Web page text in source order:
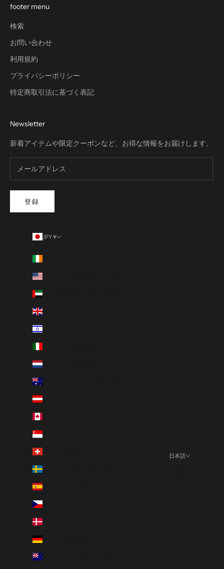
footer menu
検索
お問い合わせ
利用規約
プライバシーポリシー
特定商取引法に基づく表記
Newsletter
新着アイテムや限定クーポンなど、お得な情報をお届けします。
登録
JPY ¥
アメリカ合衆国 (USD $)
イギリス (GBP £)
イスラエル (ILS ₪)
オランダ (EUR €)
オーストラリア (AUD $)
オーストリア (EUR €)
シンガポール (SGD $)
スウェーデン (SEK kr)
スペイン (EUR €)
チェコ (CZK Kč)
デンマーク (DKK kr.)
ドイツ (EUR €)
日本語